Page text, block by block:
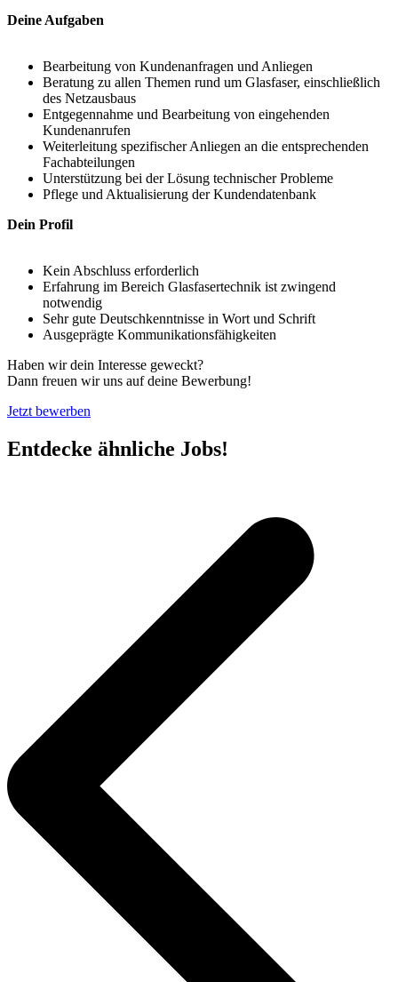
Deine Aufgaben
Bearbeitung von Kundenanfragen und Anliegen
Beratung zu allen Themen rund um Glasfaser, einschließlich
des Netzausbaus
Entgegennahme und Bearbeitung von eingehenden
Kundenanrufen
Weiterleitung spezifischer Anliegen an die entsprechenden
Fachabteilungen
Unterstützung bei der Lösung technischer Probleme
Pflege und Aktualisierung der Kundendatenbank
Dein Profil
Kein Abschluss erforderlich
Erfahrung im Bereich Glasfasertechnik ist zwingend
notwendig
Sehr gute Deutschkenntnisse in Wort und Schrift
Ausgeprägte Kommunikationsfähigkeiten
Haben wir dein Interesse geweckt?
Dann freuen wir uns auf deine Bewerbung!
Jetzt bewerben
Entdecke ähnliche Jobs!